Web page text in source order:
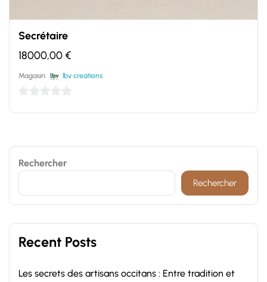
Secrétaire
18000,00€
Magasin: lbv creations
Rechercher
Rechercher
Recent Posts
Les secrets des artisans occitans : Entre tradition et